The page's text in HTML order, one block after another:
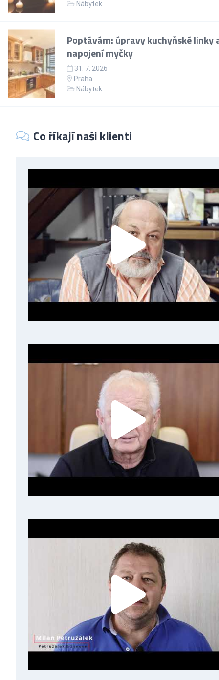
Nábytek
Poptávám: úpravy kuchyňské linky
napojení myčky
31. 7. 2026
Praha
Nábytek
Co říkají naši klienti